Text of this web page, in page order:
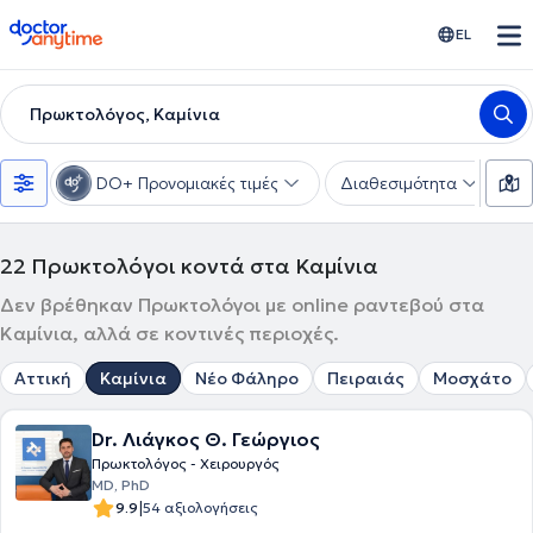
doctoranytime EL
Πρωκτολόγος, Καμίνια
DO+ Προνομιακές τιμές Διαθεσιμότητα
22 Πρωκτολόγοι κοντά στα Καμίνια
Δεν βρέθηκαν Πρωκτολόγοι με online ραντεβού στα
Καμίνια, αλλά σε κοντινές περιοχές.
Αττική Καμίνια Νέο Φάληρο Πειραιάς Μοσχάτο
Dr. Λιάγκος Θ. Γεώργιος
Πρωκτολόγος - Χειρουργός
MD, PhD
9.9|54 αξιολογήσεις